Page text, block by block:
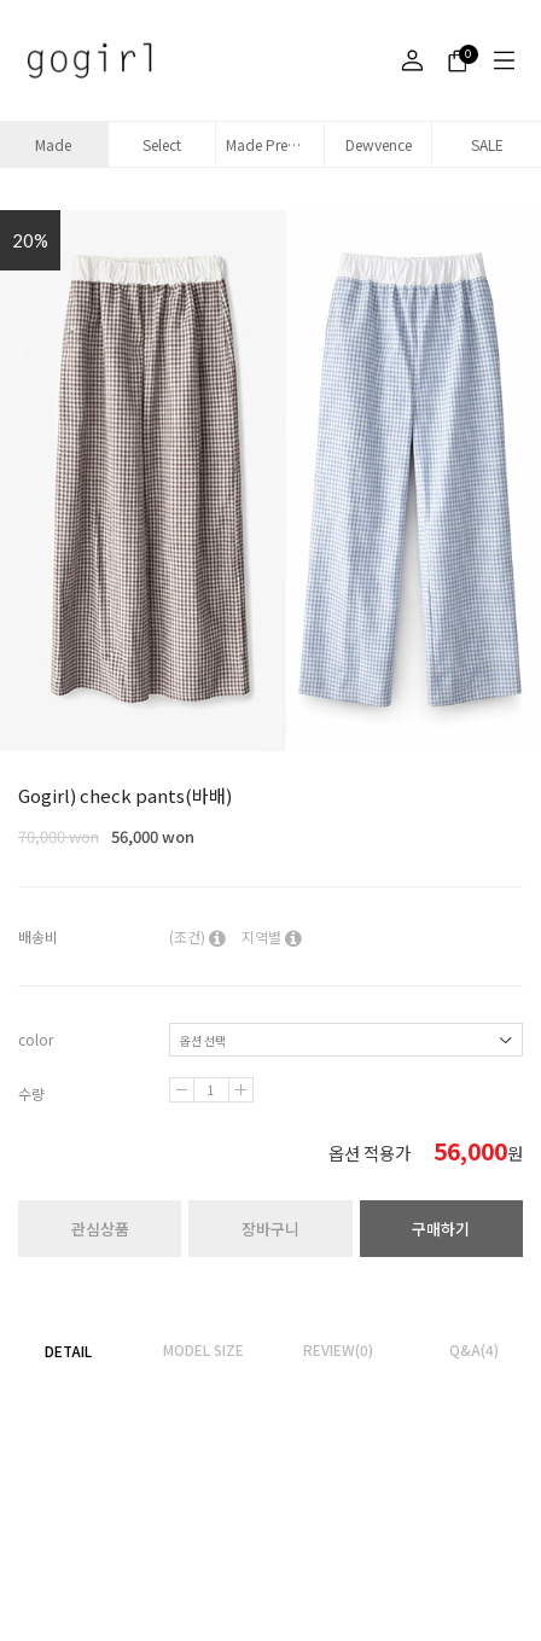
0
Made Select Made Premium denim Dewvence SALE
20%
Gogirl) check pants(바배)
70,000 won 56,000 won
배송비 (조건) 지역별
color
수량
옵션 적용가 56,000원
관심상품 장바구니 구매하기
DETAIL MODEL SIZE REVIEW(0) Q&A(4)